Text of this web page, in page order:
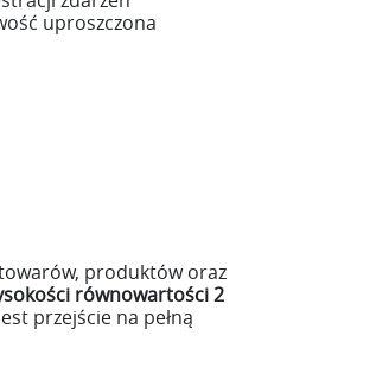
uproszczona
produktów oraz
równowartości 2
przejście na pełną